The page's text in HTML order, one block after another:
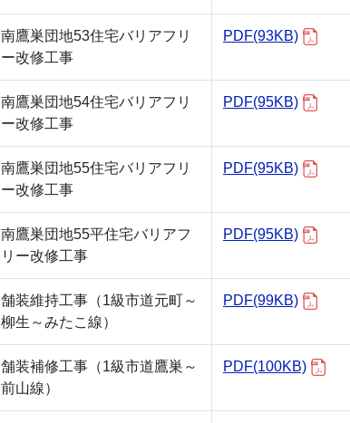
南鷹巣団地53住宅バリアフリ
ー改修工事
PDF(93KB)
南鷹巣団地54住宅バリアフリ
ー改修工事
PDF(95KB)
南鷹巣団地55住宅バリアフリ
ー改修工事
PDF(95KB)
南鷹巣団地55平住宅バリアフ
リー改修工事
PDF(95KB)
舗装維持工事（1級市道元町～
柳生～みたこ線）
PDF(99KB)
舗装補修工事（1級市道鷹巣～
前山線）
PDF(100KB)